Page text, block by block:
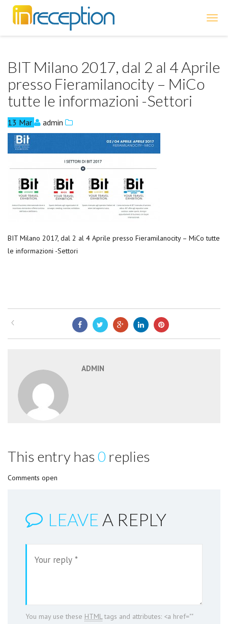
BIT Milano 2017, dal 2 al 4 Aprile
presso Fieramilanocity – MiCo
tutte le informazioni -Settori
13 Mar admin
BIT Milano 2017, dal 2 al 4 Aprile presso Fieramilanocity – MiCo tutte
le informazioni -Settori
ADMIN
This entry has 0 replies
Comments open
LEAVE A REPLY
You may use these HTMLtags and attributes: <a href=""